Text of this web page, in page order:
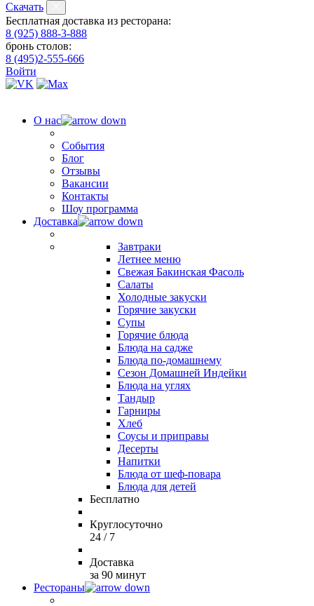
Скачать
Бесплатная доставка из ресторана:
8 (925) 888-3-888
бронь столов:
8 (495)2-555-666
Войти
О нас
События
Блог
Отзывы
Вакансии
Контакты
Шоу программа
Доставка
Завтраки
Летнее меню
Свежая Бакинская Фасоль
Салаты
Холодные закуски
Горячие закуски
Супы
Горячие блюда
Блюда на садже
Блюда по-домашнему
Сезон Домашней Индейки
Блюда на углях
Тандыр
Гарниры
Хлеб
Соусы и приправы
Десерты
Напитки
Блюда от шеф-повара
Блюда для детей
Бесплатно
Круглосуточно
24 / 7
Доставка
за 90 минут
Рестораны